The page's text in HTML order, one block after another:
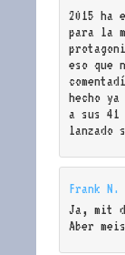
2015 ha
para la
eso que
hecho
a sus
lanzado
Frank N.
Ja, mit
Aber